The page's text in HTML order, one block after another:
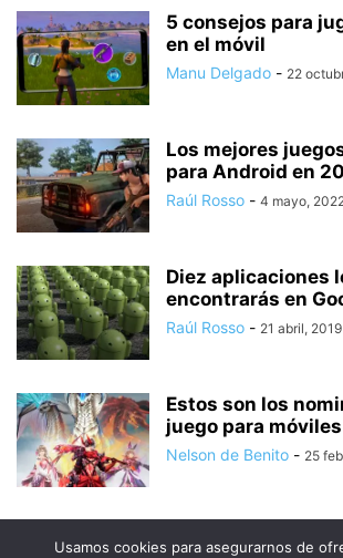
5 consejos para
en el móvil
Manu Delgado - 22
Los mejores
para Android en
Raúl Rosso - 4 mayo,
Diez aplicaciones
encontrarás en
Raúl Rosso - 21 abril, 2019
Estos son los
juego para
Nelson de Benito - 25
Usamos cookies para asegurarnos de